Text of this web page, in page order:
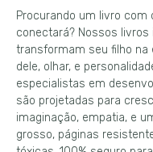
Procurando um livro com
conectará? Nossos
transformam seu filho
dele, olhar, e
especialistas em
são projetadas para
imaginação, empatia, e
grosso, páginas